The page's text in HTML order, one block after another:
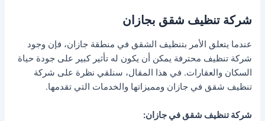
شركة تنظيف شقق بجازان
عندما يتعلق الأمر بتنظيف الشقق في منطقة جازان، فإن وجود
شركة تنظيف محترفة يمكن أن يكون له تأثير كبير على جودة حياة
السكان والعقارات. في هذا المقال، سنلقي نظرة على شركة
تنظيف شقق في جازان ومميزاتها والخدمات التي تقدمها.
شركة تنظيف شقق في جازان: